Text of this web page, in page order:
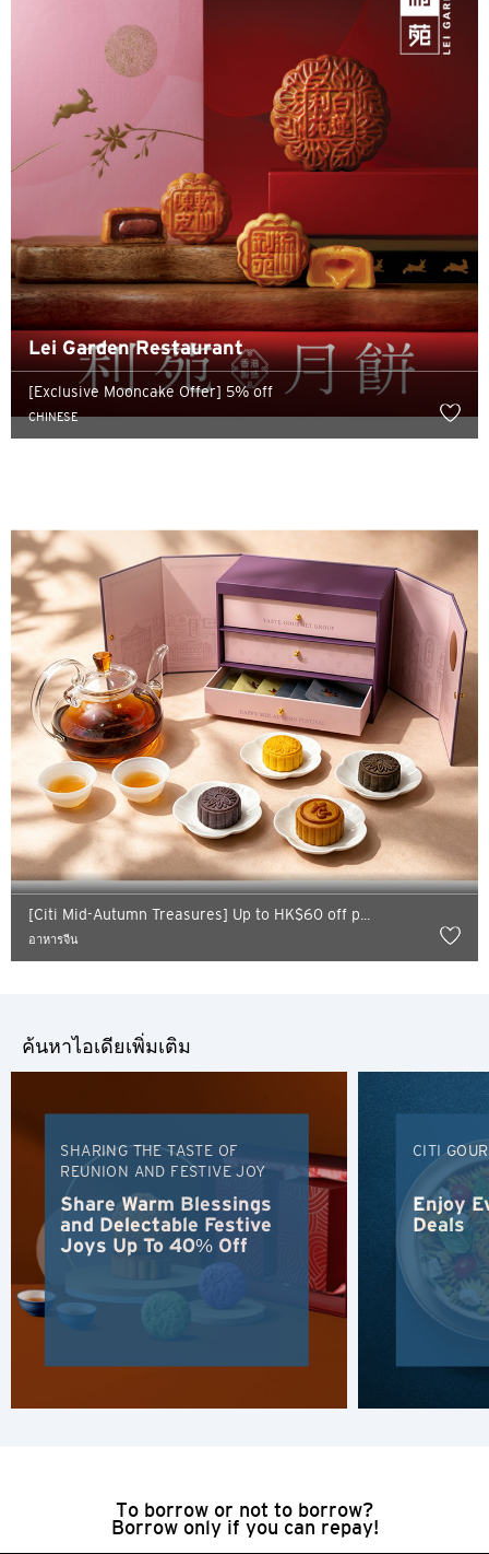
Lei Garden Restaurant
[Exclusive Mooncake Offer] 5% off
CHINESE
[Citi Mid-Autumn Treasures] Up to HK$60 off p...
อาหารจีน
ค้นหาไอเดียเพิ่มเติม
SHARING THE TASTE OF
REUNION AND FESTIVE JOY
Share Warm Blessings
and Delectable Festive
Joys Up To 40% Off
CITI
Enjoy
Deals
To borrow or not to borrow?
Borrow only if you can repay!
ภาษา
กรุงเทพฯ, ไทย
ซิดนีย์, Australia
สิงคโปร์
ฮ่องกง
โตเกียว, Japan
H
ฮ่องกง
เกาะฮ่องกง, Hong Kong
K
ฮ่องกง
เกาะฮ่องกง, Hong Kong
K